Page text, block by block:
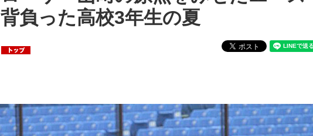
負った高校3年生の夏